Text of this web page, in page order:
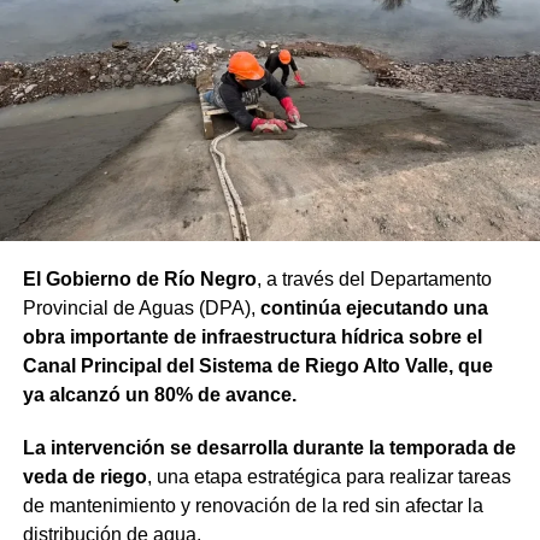
“Proyectos de esta envergadura serían imposibles de
concretar sin este financiamiento internacional. Todo
nuestro agradecimiento al BID por confiar en el camino
que estamos recorriendo y en la visión de futuro que
tenemos para Río Negro”, dijo el gobernador.
Finalmente, el mandatario aseveró que “el rumbo está
claro y genera confianza, ahora el desafío es seguir
beneficios de estas inversiones”.
Weretilneck estuvo acompañado por los ministros de
Desarrollo Económico y Productivo, Carlos Banacloy; de
Salud, Demetrio Thalasselis y de Hacienda, Gabriel
Provincial de Coordinación y Ejecución del
Financiamiento Externo (UPCEFE), Martín Camiña.
El Gobierno de Río Negro, a través del Departamento
Provincial de Aguas (DPA), continúa ejecutando una
obra importante de infraestructura hídrica sobre el
Canal Principal del Sistema de Riego Alto Valle, que
ya alcanzó un 80% de avance.
La intervención se desarrolla durante la temporada de
veda de riego, una etapa estratégica para realizar tareas
de mantenimiento y renovación de la red sin afectar la
distribución de agua.